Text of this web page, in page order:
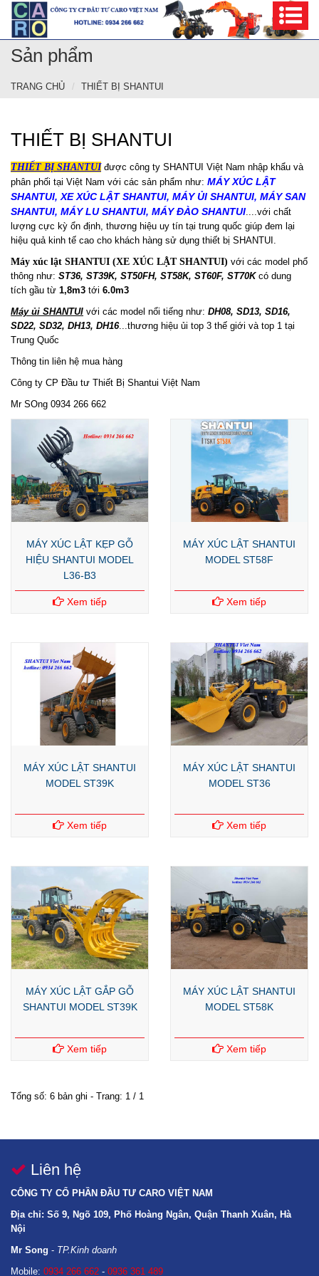
Sản phẩm
TRANG CHỦ THIẾT BỊ SHANTUI
THIẾT BỊ SHANTUI
THIẾT BỊ SHANTUIđược công ty SHANTUI Việt Nam nhập khẩu và
phân phối tại Việt Nam với các sản phẩm như: MÁY XÚC LẬT
SHANTUI, XE XÚC LẬT SHANTUI, MÁY ỦI SHANTUI, MÁY SAN
SHANTUI, MÁY LU SHANTUI, MÁY ĐÀO SHANTUI....với chất
lượng cực kỳ ổn định, thương hiệu uy tín tại trung quốc giúp đem lại
hiệu quả kinh tế cao cho khách hàng sử dụng thiết bị SHANTUI.
Máy xúc lật SHANTUI (XE XÚC LẬT SHANTUI) với các model phổ
thông như: ST36, ST39K, ST50FH, ST58K, ST60F, ST70Kcó dung
tích gầu từ 1,8m3 tới 6.0m3
Máy ủi SHANTUI với các model nổi tiếng như: DH08, SD13, SD16,
SD22, SD32, DH13, DH16...thương hiệu ủi top 3 thế giới và top 1 tại
Trung Quốc
Thông tin liên hệ mua hàng
Công ty CP Đầu tư Thiết Bị Shantui Việt Nam
Mr SOng 0934 266 662
MÁY XÚC LẬT KẸP GỖ
HIỆU SHANTUI MODEL
L36-B3
Xem tiếp
MÁY XÚC LẬT SHANTUI
MODEL ST58F
Xem tiếp
MÁY XÚC LẬT SHANTUI
MODEL ST39K
Xem tiếp
MÁY XÚC LẬT SHANTUI
MODEL ST36
Xem tiếp
MÁY XÚC LẬT GẮP GỖ
SHANTUI MODEL ST39K
Xem tiếp
MÁY XÚC LẬT SHANTUI
MODEL ST58K
Xem tiếp
Tổng số: 6 bản ghi - Trang: 1 / 1
Liên hệ
CÔNG TY CỔ PHẦN ĐẦU TƯ CARO VIỆT NAM
Địa chỉ: Số 9, Ngõ 109, Phố Hoàng Ngân, Quận Thanh Xuân, Hà
Nội
Mr Song - TP.Kinh doanh
Mobile: 0934 266 662 - 0936 361 489